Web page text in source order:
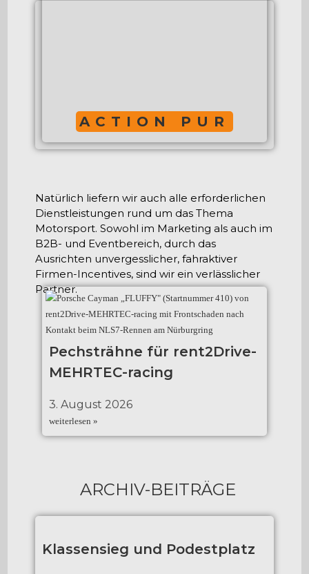
ACTION PUR
Natürlich liefern wir auch alle erforderlichen
Dienstleistungen rund um das Thema
Motorsport. Sowohl im Marketing als auch im
B2B- und Eventbereich, durch das
Ausrichten unvergesslicher, fahraktiver
Firmen-Incentives, sind wir ein verlässlicher
Partner.
Pechsträhne für rent2Drive-
MEHRTEC-racing
3. August 2026
weiterlesen »
ARCHIV-BEITRÄGE
Klassensieg und Podestplatz